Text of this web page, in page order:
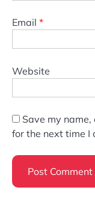
Email *
Website
Save my
for the next time I